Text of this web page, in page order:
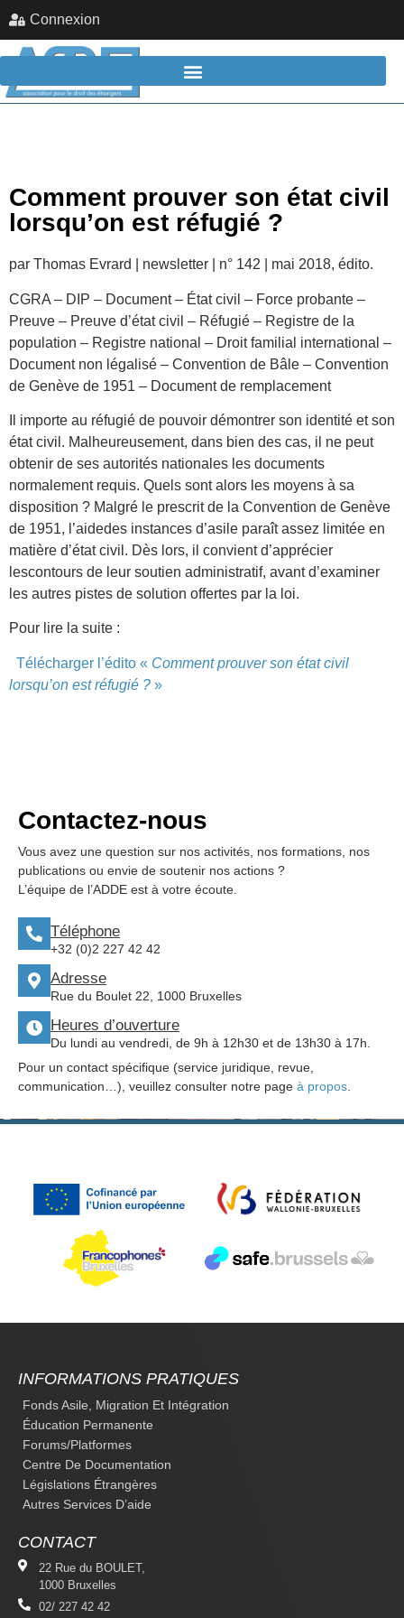
Connexion
Comment prouver son état civil
lorsqu’on est réfugié ?
par Thomas Evrard | newsletter | n° 142 | mai 2018, édito.
CGRA – DIP – Document – État civil – Force probante –
Preuve – Preuve d’état civil – Réfugié – Registre de la
population – Registre national – Droit familial international –
Document non légalisé – Convention de Bâle – Convention
de Genève de 1951 – Document de remplacement
Il importe au réfugié de pouvoir démontrer son identité et son
état civil. Malheureusement, dans bien des cas, il ne peut
obtenir de ses autorités nationales les documents
normalement requis. Quels sont alors les moyens à sa
disposition ? Malgré le prescrit de la Convention de Genève
de 1951, l’aidedes instances d’asile paraît assez limitée en
matière d’état civil. Dès lors, il convient d’apprécier
lescontours de leur soutien administratif, avant d’examiner
les autres pistes de solution offertes par la loi.
Pour lire la suite :
Télécharger l’édito « Comment prouver son état civil
lorsqu’on est réfugié ? »
Contactez-nous
Vous avez une question sur nos activités, nos formations, nos
publications ou envie de soutenir nos actions ?
L’équipe de l’ADDE est à votre écoute.
Téléphone
+32 (0)2 227 42 42
Adresse
Rue du Boulet 22, 1000 Bruxelles
Heures d’ouverture
Du lundi au vendredi, de 9h à 12h30 et de 13h30 à 17h.
Pour un contact spécifique (service juridique, revue,
communication…), veuillez consulter notre page à propos
INFORMATIONS PRATIQUES
Fonds Asile, Migration Et Intégration
Éducation Permanente
Forums/platformes
Centre De Documentation
Législations Étrangères
Autres Services D’aide
CONTACT
22 Rue du BOULET,
1000 Bruxelles
02/ 227 42 42